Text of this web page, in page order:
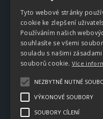
Kluby
Tyto webové stránky
cookie ke zlepšení
Používáním našich
souhlasíte se všemi
souladu s našimi
souborů cookie. Více
NEZBYTNĚ NUTNÉ
VÝKONOVÉ SOUBORY
SOUBORY CÍLENÍ